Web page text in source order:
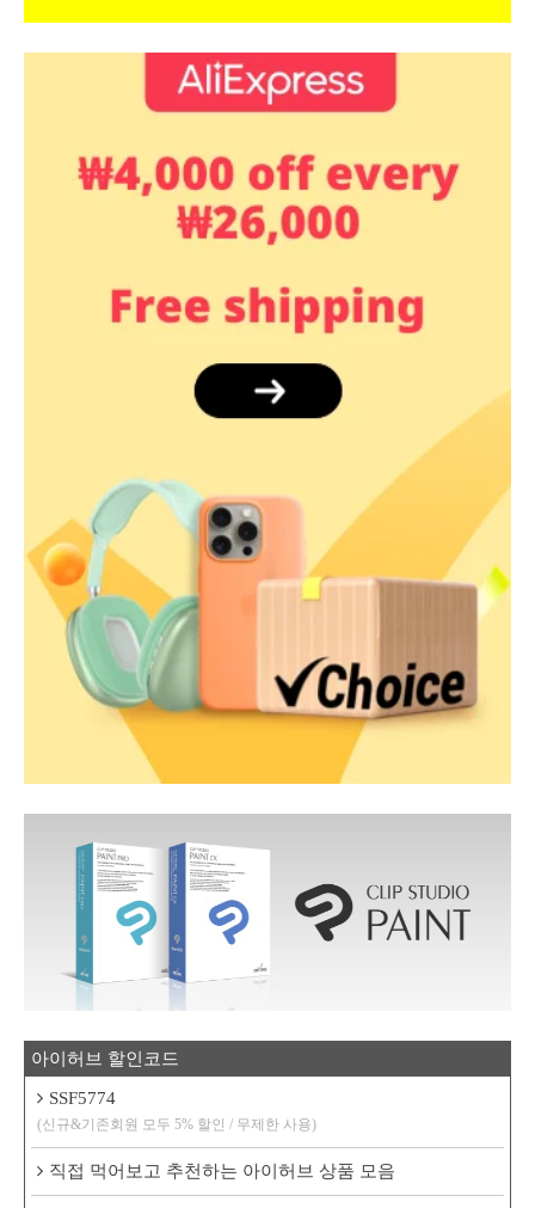
아이허브 할인코드
SSF5774
(신규&기존회원 모두 5% 할인 / 무제한 사용)
직접 먹어보고 추천하는 아이허브 상품 모음